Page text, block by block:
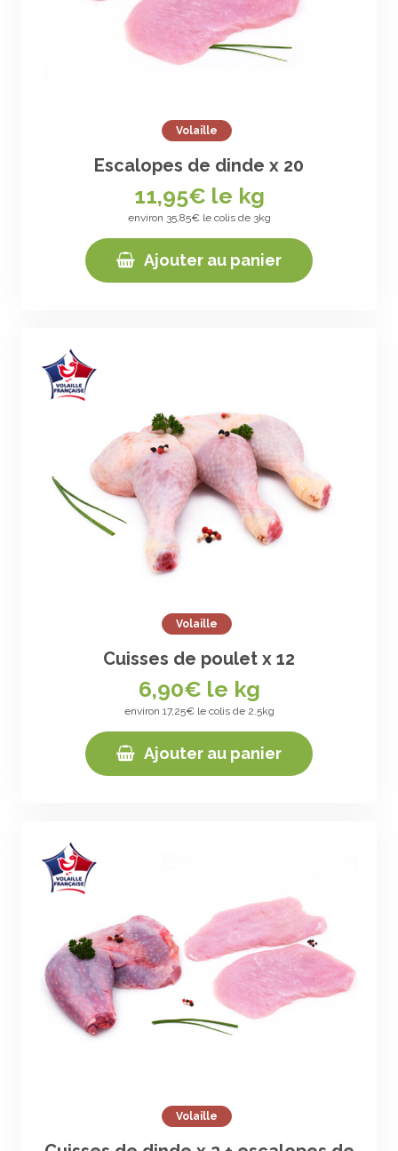
Volaille
Escalopes de dinde x 20
11,95€ le kg
environ 35,85€ le colis de 3kg
Ajouter au panier
Volaille
Cuisses de poulet x 12
6,90€ le kg
environ 17,25€ le colis de 2.5kg
Ajouter au panier
Volaille